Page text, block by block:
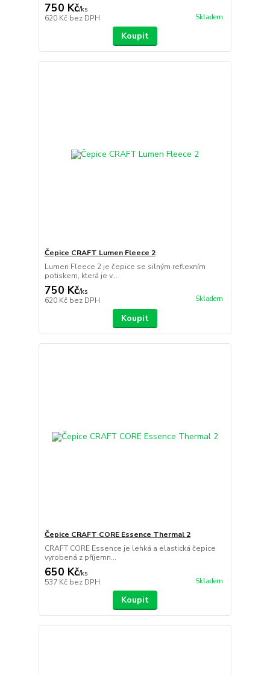
750 Kč/ks
620 Kč bez DPH Skladem
Koupit
Čepice CRAFT Lumen Fleece 2
Lumen Fleece 2 je čepice se silným reflexním
potiskem, která je v...
750 Kč/ks
620 Kč bez DPH Skladem
Koupit
Čepice CRAFT CORE Essence Thermal 2
CRAFT CORE Essence je lehká a elastická čepice
vyrobená z příjemn...
650 Kč/ks
537 Kč bez DPH Skladem
Koupit